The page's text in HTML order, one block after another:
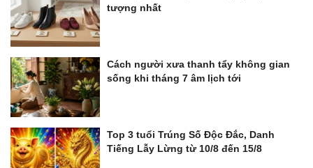
tượng nhất
Cách người xưa thanh tẩy không gian
sống khi tháng 7 âm lịch tới
Top 3 tuổi Trúng Số Độc Đắc, Danh
Tiếng Lẫy Lừng từ 10/8 đến 15/8